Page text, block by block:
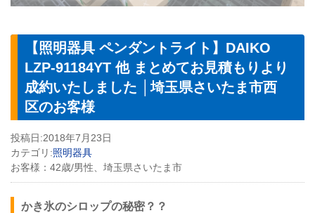
【照明器具 ペンダントライト】DAIKO
LZP-91184YT 他 まとめてお見積もりより
成約いたしました │埼玉県さいたま市西
区のお客様
投稿日:2018年7月23日
カテゴリ:照明器具
お客様： 42歳/男性、埼玉県さいたま市
かき氷のシロップの秘密？？